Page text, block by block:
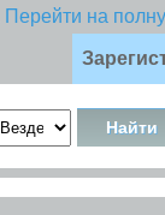
Перейти на